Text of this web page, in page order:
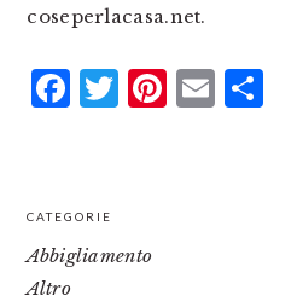
coseperlacasa.net.
Facebook
Twitter
PRIMARY
SIDEBAR
CATEGORIE
Abbigliamento
Altro